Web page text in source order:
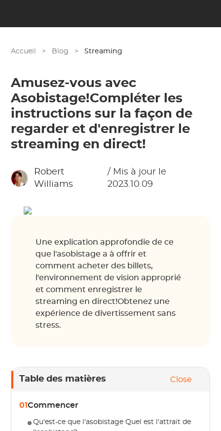
Accueil > Blog > Streaming
Amusez-vous avec
Asobistage!Compléter les
instructions sur la façon de
regarder et d'enregistrer le
streaming en direct!
Robert
Williams
/ Mis à jour le
2023.10.09
Une explication approfondie de ce
que l'asobistage a à offrir et
comment acheter des billets,
l'environnement de vision approprié
et comment enregistrer le
streaming en direct!Obtenez une
expérience de divertissement sans
stress.
Table des matières Close
01Commencer
Qu'est-ce que l'asobistage Quel est l'attrait de